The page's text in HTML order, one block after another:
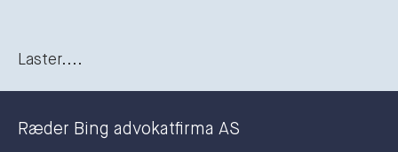
Laster....
Ræder Bing advokatfirma AS